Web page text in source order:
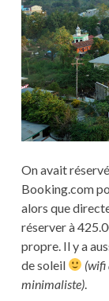
On avait
Booking.com
alors que
réserver à
propre. Il y a
de soleil
(wifi
minimaliste).